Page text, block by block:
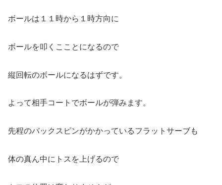
ボールは１１時から１時方向に
ボールを叩くこことになるので
縦回転のボールになるはずです。
よって相手コートでボールが弾みます。
先程のバックスピンがかかっているフラットサーブも
体の真ん中にトスを上げるので